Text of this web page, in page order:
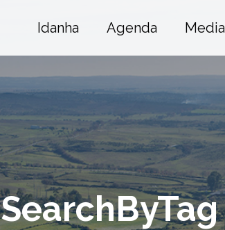
Idanha Agenda Media
SearchByTag